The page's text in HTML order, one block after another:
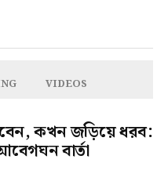
VIDEOS
কখন জড়িয়ে ধরব:
বার্তা